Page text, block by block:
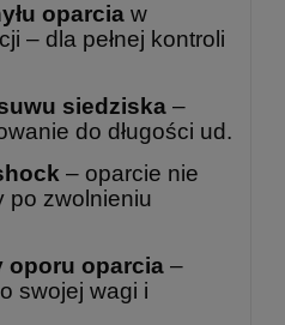
oparcia w
– dla pełnej kontroli
siedziska –
do długości ud.
– oparcie nie
po zwolnieniu
oporu oparcia –
swojej wagi i